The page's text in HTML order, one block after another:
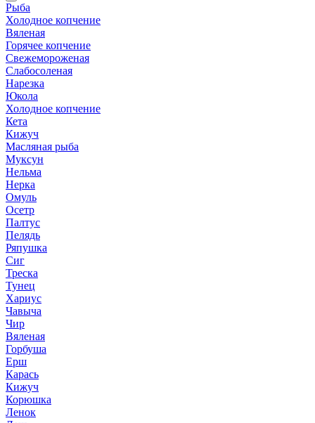
Рыба
Холодное копчение
Вяленая
Горячее копчение
Свежемороженая
Слабосоленая
Нарезка
Юкола
Холодное копчение
Кета
Кижуч
Масляная рыба
Муксун
Нельма
Нерка
Омуль
Осетр
Палтус
Пелядь
Ряпушка
Сиг
Треска
Тунец
Хариус
Чавыча
Чир
Вяленая
Горбуша
Ерш
Карась
Кижуч
Корюшка
Ленок